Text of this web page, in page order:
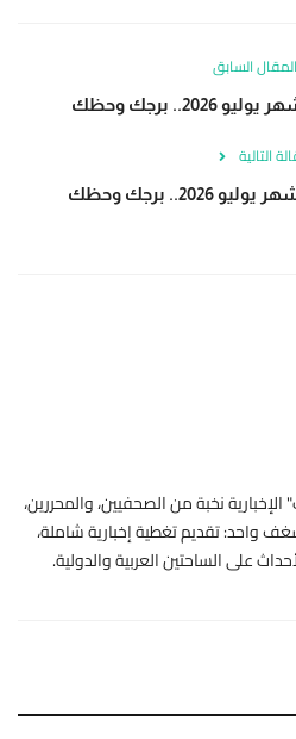
المقال السابق
برجك وحظك
التالية
برجك وحظك
نخبة من الصحفيين، والمحررين،
واحد: تقديم تغطية إخبارية شاملة،
على الساحتين العربية والدولية.